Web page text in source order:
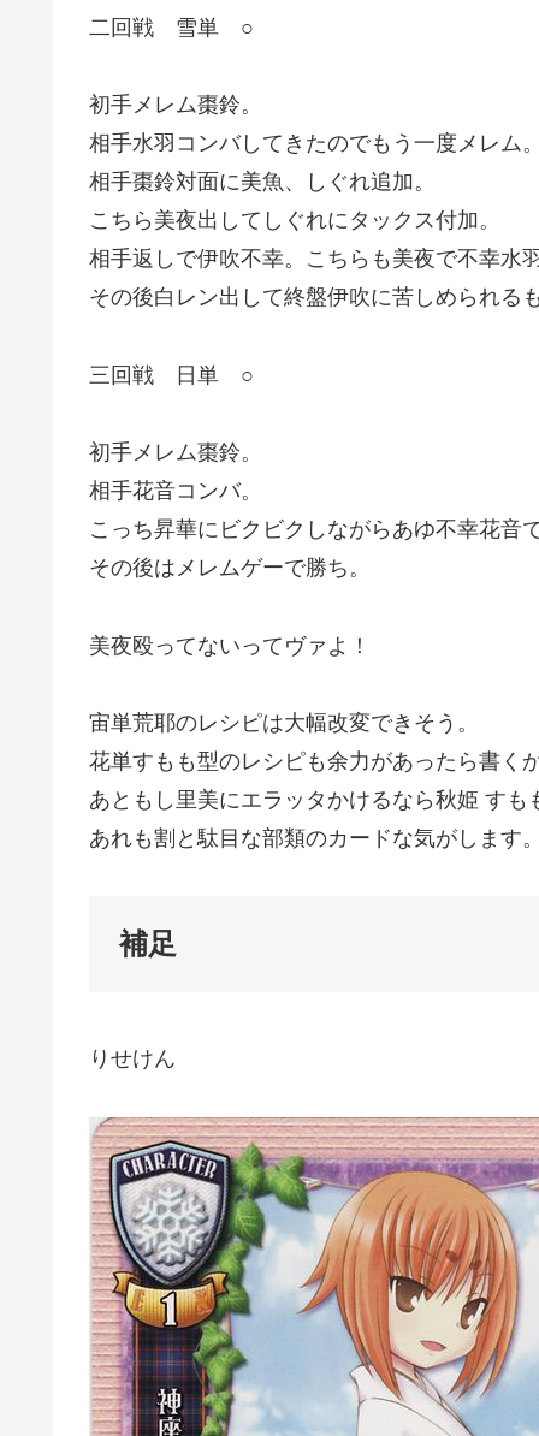
二回戦 雪単 ○
初手メレム棗鈴。
相手水羽コンバしてきたのでもう一度メレム。
相手棗鈴対面に美魚、しぐれ追加。
こちら美夜出してしぐれにタックス付加。
相手返しで伊吹不幸。こちらも美夜で不幸水羽
その後白レン出して終盤伊吹に苦しめられる
三回戦 日単 ○
初手メレム棗鈴。
相手花音コンバ。
こっち昇華にビクビクしながらあゆ不幸花音
その後はメレムゲーで勝ち。
美夜殴ってないってヴァよ！
宙単荒耶のレシピは大幅改変できそう。
花単すもも型のレシピも余力があったら書くか
あともし里美にエラッタかけるなら秋姫 すも
あれも割と駄目な部類のカードな気がします。
補足
りせけん